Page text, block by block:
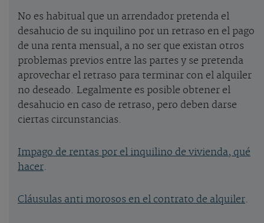
No es habitual que un arrendador pretenda el
desahucio de su inquilino por un retraso en el pago
de una renta mensual, a no ser que existan otros
problemas previos entre las partes y se pretenda
aprovechar el retraso para terminar con el alquiler
no deseado. Legalmente es posible obtener el
desahucio en caso de retraso, pero deben darse
ciertas circunstancias.
Impago de rentas por el inquilino de vivienda, qué
hacer.
Cláusulas anti morosos en el contrato de alquiler.